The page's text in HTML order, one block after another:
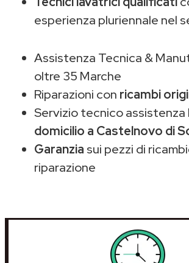
esperienza pluriennale nel
Assistenza Tecnica &
oltre 35 Marche
Riparazioni con ricambi
Servizio tecnico assistenza
domicilio a Castelnovo di
Garanzia sui pezzi di
riparazione